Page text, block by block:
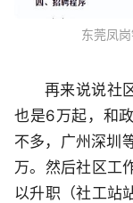
东莞凤
再来说说社
也是6万起，和
不多，广州深圳
万。然后社区工
以升职（社工站